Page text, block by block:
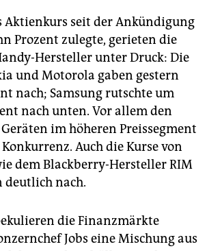
Aktienkurs seit der Ankündigung
Prozent zulegte, gerieten die
Hersteller unter Druck: Die
und Motorola gaben gestern
nach; Samsung rutschte um
nach unten. Vor allem den
im höheren Preissegment
Auch die Kurse von
dem Blackberry-Hersteller RIM
deutlich nach.
die Finanzmärkte
Jobs eine Mischung aus